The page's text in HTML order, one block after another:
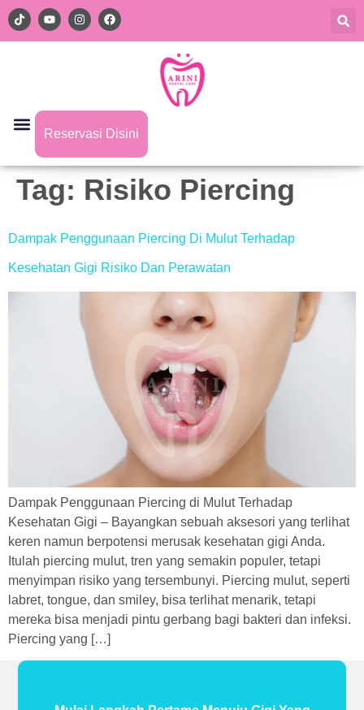
Reservasi Disini
Tag: Risiko Piercing
Dampak Penggunaan Piercing Di Mulut Terhadap
Kesehatan Gigi Risiko Dan Perawatan
Dampak Penggunaan Piercing di Mulut Terhadap
Kesehatan Gigi – Bayangkan sebuah aksesori yang terlihat
keren namun berpotensi merusak kesehatan gigi Anda.
Itulah piercing mulut, tren yang semakin populer, tetapi
menyimpan risiko yang tersembunyi. Piercing mulut, seperti
labret, tongue, dan smiley, bisa terlihat menarik, tetapi
mereka bisa menjadi pintu gerbang bagi bakteri dan infeksi.
Piercing yang […]